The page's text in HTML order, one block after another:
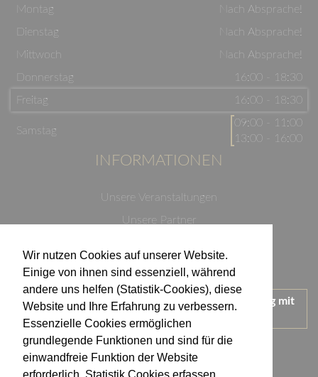
Wir nutzen Cookies auf unserer Website.
Einige von ihnen sind essenziell, während
andere uns helfen (Statistik-Cookies), diese
Website und Ihre Erfahrung zu verbessern.
Essenzielle Cookies ermöglichen
grundlegende Funktionen und sind für die
einwandfreie Funktion der Website
Montag
Nach Absprache!
Dienstag
Nach Absprache!
Mittwoch
Nach Absprache!
Donnerstag
16:00 - 18:30
Freitag
16:00 - 18:30
Samstag
09:00 - 11:00
13:00 - 16:00
INFORMATIONEN
Unsere Veranstaltungen
Unsere Partner
Impressum
Wir treten für einen verantwortungsvollen Umgang mit
Alkohol ein.
KONTAKT